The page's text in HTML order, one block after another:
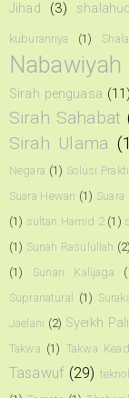
Jihad
(3)
kuburannya (1)
Nabawiyah
Sirah penguasa (11)
Sirah Sahabat
Sirah Ulama
Negara (1) Solusi
Suara Hewan (1)
(1) sultan Hamid 2 (1)
(1) Sunah Rasulullah (2)
(1)
Sunan Kalijaga
Supranatural
(1)
Jaelani (2) Syeikh
Takwa (1) Takwa
Tasawuf (29)